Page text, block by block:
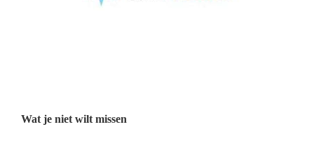
Wat je niet wilt missen